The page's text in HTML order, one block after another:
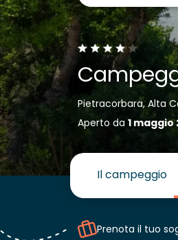
Pietracorbara, Alta
Aperto da 1 maggio
Il campeggio
Prenota il tuo